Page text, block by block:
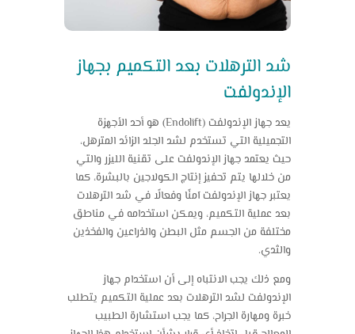
شد الترهلات بعد التكميم بجهاز
الإندولفت
يعد جهاز الإندولفت (Endolift) هو أحد الأجهزة
التجميلية التي تستخدم لشد الجلد الزائد المترهل،
حيث يعتمد جهاز الإندولفت على تقنية الليزر والتي
من خلالها يتم تحفيز إنتاج الكولاجين بالبشرة، كما
يعتبر جهاز الإندولفت آمنًا وفعالًا في شد الترهلات
بعد عملية التكميم، ويمكن استخدامه في مناطق
مختلفة من الجسم مثل البطن والذراعين والفخذين
والثدي.
ومع ذلك يجب الانتباه إلى أن استخدام جهاز
الإندولفت لشد الترهلات بعد عملية التكميم يتطلب
خبرة ومهارة الجراح، كما يجب استشارة الطبيب